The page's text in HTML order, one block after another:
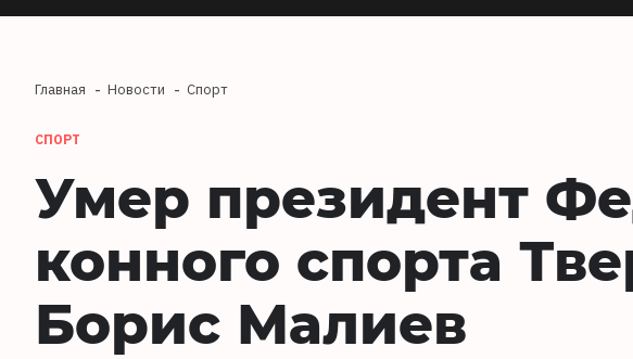
Главная Новости Спорт
СПОРТ
Умер президент
конного спорта
Борис Малиев